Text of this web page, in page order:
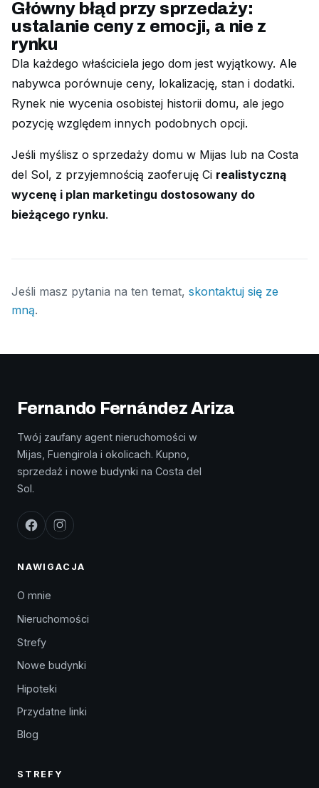
Główny błąd przy sprzedaży:
ustalanie ceny z emocji, a nie z
rynku
Dla każdego właściciela jego dom jest wyjątkowy. Ale
nabywca porównuje ceny, lokalizację, stan i dodatki.
Rynek nie wycenia osobistej historii domu, ale jego
pozycję względem innych podobnych opcji.
Jeśli myślisz o sprzedaży domu w Mijas lub na Costa
del Sol, z przyjemnością zaoferuję Ci realistyczną
wycenę i plan marketingu dostosowany do
bieżącego rynku.
Jeśli masz pytania na ten temat, skontaktuj się ze
mną.
Fernando Fernández Ariza
Twój zaufany agent nieruchomości w
Mijas, Fuengirola i okolicach. Kupno,
sprzedaż i nowe budynki na Costa del
Sol.
NAWIGACJA
O mnie
Nieruchomości
Strefy
Nowe budynki
Hipoteki
Przydatne linki
Blog
STREFY